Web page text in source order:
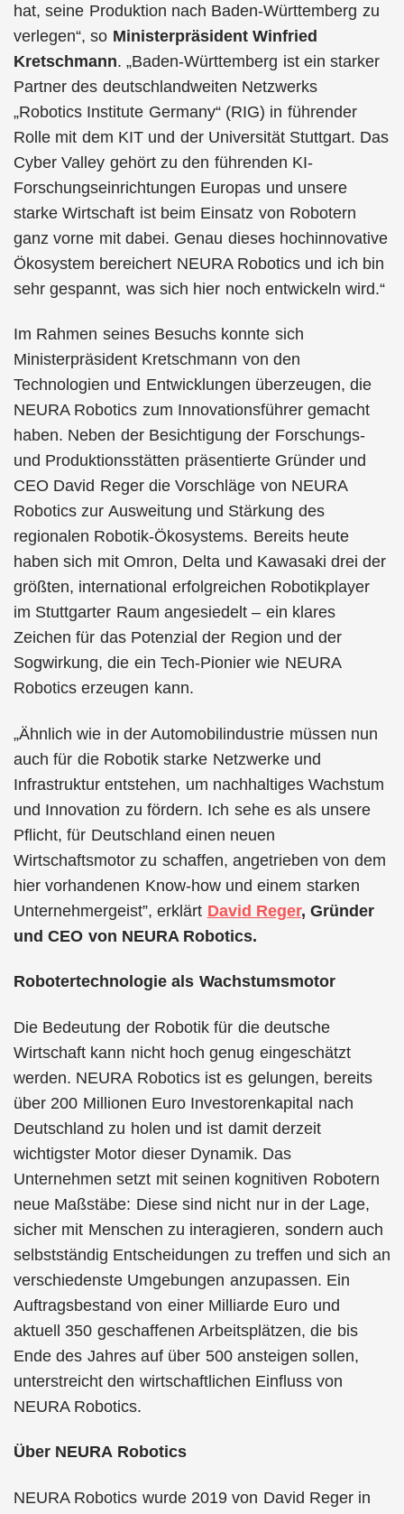
hat, seine Produktion nach Baden-Württemberg zu
verlegen“, so Ministerpräsident Winfried
Kretschmann. „Baden-Württemberg ist ein starker
Partner des deutschlandweiten Netzwerks
„Robotics Institute Germany“ (RIG) in führender
Rolle mit dem KIT und der Universität Stuttgart. Das
Cyber Valley gehört zu den führenden KI-
Forschungseinrichtungen Europas und unsere
starke Wirtschaft ist beim Einsatz von Robotern
ganz vorne mit dabei. Genau dieses hochinnovative
Ökosystem bereichert NEURA Robotics und ich bin
sehr gespannt, was sich hier noch entwickeln wird.“
Im Rahmen seines Besuchs konnte sich
Ministerpräsident Kretschmann von den
Technologien und Entwicklungen überzeugen, die
NEURA Robotics zum Innovationsführer gemacht
haben. Neben der Besichtigung der Forschungs-
und Produktionsstätten präsentierte Gründer und
CEO David Reger die Vorschläge von NEURA
Robotics zur Ausweitung und Stärkung des
regionalen Robotik-Ökosystems. Bereits heute
haben sich mit Omron, Delta und Kawasaki drei der
größten, international erfolgreichen Robotikplayer
im Stuttgarter Raum angesiedelt – ein klares
Zeichen für das Potenzial der Region und der
Sogwirkung, die ein Tech-Pionier wie NEURA
Robotics erzeugen kann.
„Ähnlich wie in der Automobilindustrie müssen nun
auch für die Robotik starke Netzwerke und
Infrastruktur entstehen, um nachhaltiges Wachstum
und Innovation zu fördern. Ich sehe es als unsere
Pflicht, für Deutschland einen neuen
Wirtschaftsmotor zu schaffen, angetrieben von dem
hier vorhandenen Know-how und einem starken
Unternehmergeist”, erklärt David Reger, Gründer
und CEO von NEURA Robotics.
Robotertechnologie als Wachstumsmotor
Die Bedeutung der Robotik für die deutsche
Wirtschaft kann nicht hoch genug eingeschätzt
werden. NEURA Robotics ist es gelungen, bereits
über 200 Millionen Euro Investorenkapital nach
Deutschland zu holen und ist damit derzeit
wichtigster Motor dieser Dynamik. Das
Unternehmen setzt mit seinen kognitiven Robotern
neue Maßstäbe: Diese sind nicht nur in der Lage,
sicher mit Menschen zu interagieren, sondern auch
selbstständig Entscheidungen zu treffen und sich an
verschiedenste Umgebungen anzupassen. Ein
Auftragsbestand von einer Milliarde Euro und
aktuell 350 geschaffenen Arbeitsplätzen, die bis
Ende des Jahres auf über 500 ansteigen sollen,
unterstreicht den wirtschaftlichen Einfluss von
NEURA Robotics.
Über NEURA Robotics
NEURA Robotics wurde 2019 von David Reger in